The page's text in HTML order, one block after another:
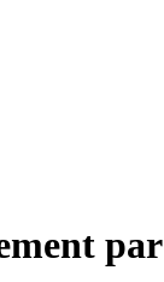
par